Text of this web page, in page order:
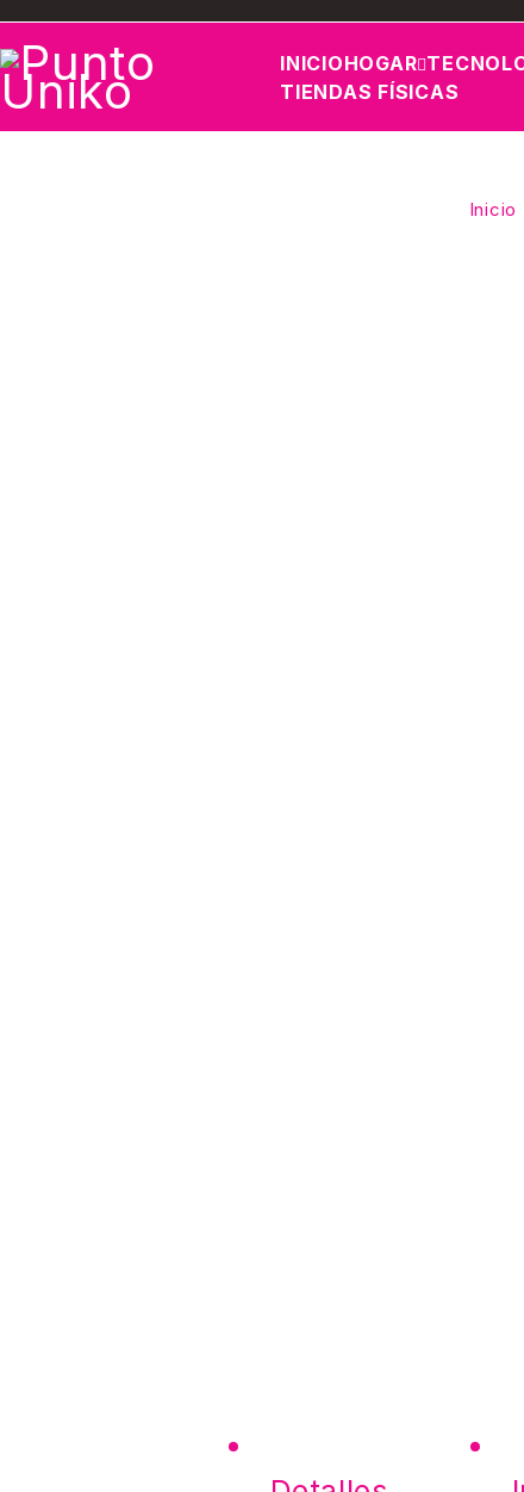
INICIOHOGAR
TIENDAS FÍSICAS
Inicio